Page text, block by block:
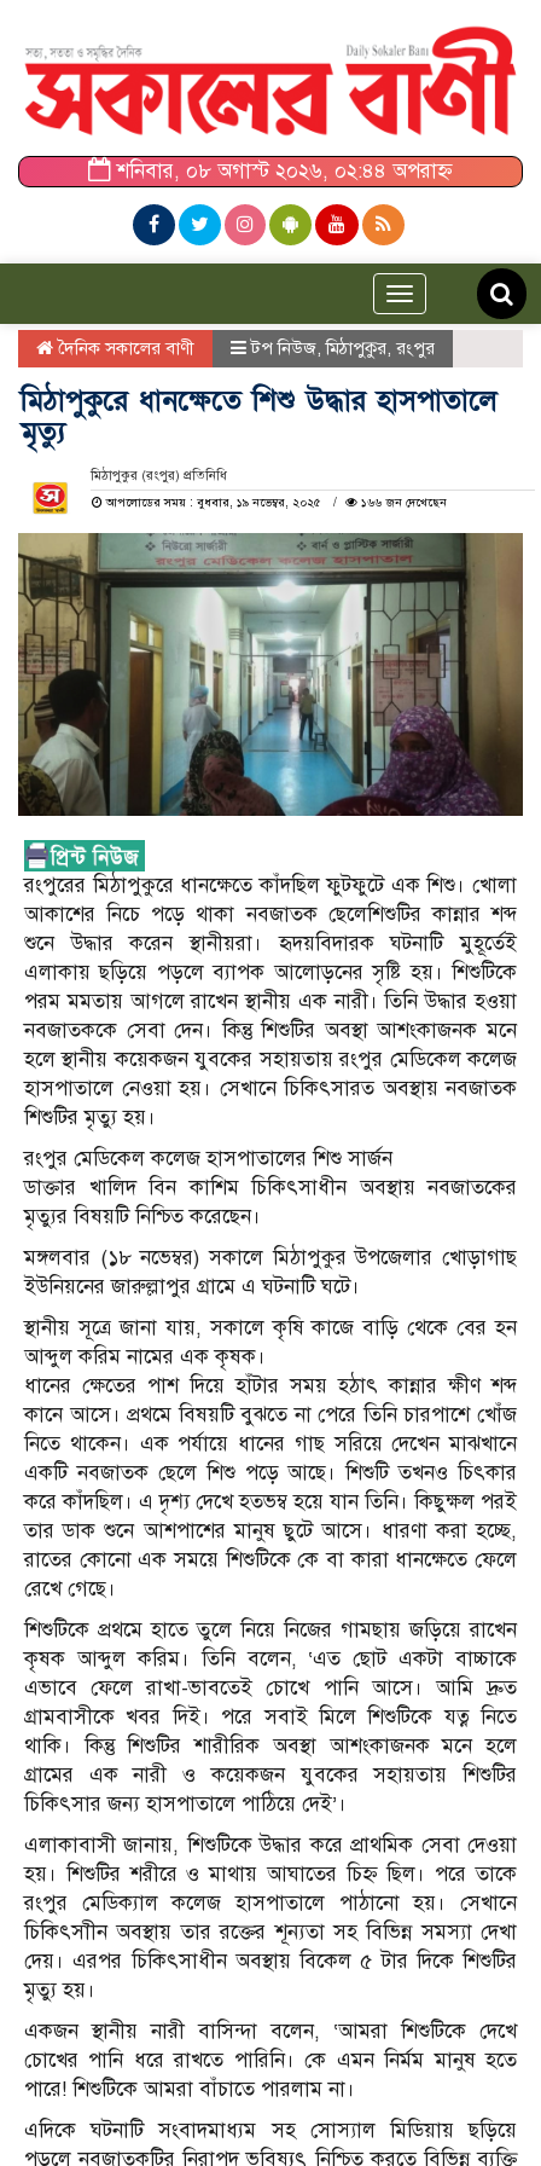
শনিবার, ০৮ অগাস্ট ২০২৬, ০২:৪৪ অপরাহ্ন
Toggle
navigation
দৈনিক সকালের বাণী টপ নিউজ ,মিঠাপুকুর রংপুর
মিঠাপুকুরে ধানক্ষেতে শিশু উদ্ধার হাসপাতালে
মৃত্যু
মিঠাপুকুর (রংপুর) প্রতিনিধি
আপলোডের সময় : বুধবার, ১৯ নভেম্বর, ২০২৫
১৬৬ জন দেখেছেন
রংপুরের মিঠাপুকুরে ধানক্ষেতে কাঁদছিল ফুটফুটে এক শিশু। খোলা
আকাশের নিচে পড়ে থাকা নবজাতক ছেলেশিশুটির কান্নার শব্দ
শুনে উদ্ধার করেন স্থানীয়রা। হৃদয়বিদারক ঘটনাটি মুহূর্তেই
এলাকায় ছড়িয়ে পড়লে ব্যাপক আলোড়নের সৃষ্টি হয়। শিশুটিকে
পরম মমতায় আগলে রাখেন স্থানীয় এক নারী। তিনি উদ্ধার হওয়া
নবজাতককে সেবা দেন। কিন্তু শিশুটির অবস্থা আশংকাজনক মনে
হলে স্থানীয় কয়েকজন যুবকের সহায়তায় রংপুর মেডিকেল কলেজ
হাসপাতালে নেওয়া হয়। সেখানে চিকিৎসারত অবস্থায় নবজাতক
শিশুটির মৃত্যু হয়।
রংপুর মেডিকেল কলেজ হাসপাতালের শিশু সার্জন
ডাক্তার খালিদ বিন কাশিম চিকিৎসাধীন অবস্থায় নবজাতকের
মৃত্যুর বিষয়টি নিশ্চিত করেছেন।
মঙ্গলবার (১৮ নভেম্বর) সকালে মিঠাপুকুর উপজেলার খোড়াগাছ
ইউনিয়নের জারুল্লাপুর গ্রামে এ ঘটনাটি ঘটে।
স্থানীয় সূত্রে জানা যায়, সকালে কৃষি কাজে বাড়ি থেকে বের হন
আব্দুল করিম নামের এক কৃষক।
ধানের ক্ষেতের পাশ দিয়ে হাঁটার সময় হঠাৎ কান্নার ক্ষীণ শব্দ
কানে আসে। প্রথমে বিষয়টি বুঝতে না পেরে তিনি চারপাশে খোঁজ
নিতে থাকেন। এক পর্যায়ে ধানের গাছ সরিয়ে দেখেন মাঝখানে
একটি নবজাতক ছেলে শিশু পড়ে আছে। শিশুটি তখনও চিৎকার
করে কাঁদছিল। এ দৃশ্য দেখে হতভম্ব হয়ে যান তিনি। কিছুক্ষল পরই
তার ডাক শুনে আশপাশের মানুষ ছুটে আসে। ধারণা করা হচ্ছে,
রাতের কোনো এক সময়ে শিশুটিকে কে বা কারা ধানক্ষেতে ফেলে
রেখে গেছে।
শিশুটিকে প্রথমে হাতে তুলে নিয়ে নিজের গামছায় জড়িয়ে রাখেন
কৃষক আব্দুল করিম। তিনি বলেন, ‘এত ছোট একটা বাচ্চাকে
এভাবে ফেলে রাখা-ভাবতেই চোখে পানি আসে। আমি দ্রুত
গ্রামবাসীকে খবর দিই। পরে সবাই মিলে শিশুটিকে যত্ন নিতে
থাকি। কিন্তু শিশুটির শারীরিক অবস্থা আশংকাজনক মনে হলে
গ্রামের এক নারী ও কয়েকজন যুবকের সহায়তায় শিশুটির
চিকিৎসার জন্য হাসপাতালে পাঠিয়ে দেই’।
এলাকাবাসী জানায়, শিশুটিকে উদ্ধার করে প্রাথমিক সেবা দেওয়া
হয়। শিশুটির শরীরে ও মাথায় আঘাতের চিহ্ন ছিল। পরে তাকে
রংপুর মেডিক্যাল কলেজ হাসপাতালে পাঠানো হয়। সেখানে
চিকিৎসাীন অবস্থায় তার রক্তের শূন্যতা সহ বিভিন্ন সমস্যা দেখা
দেয়। এরপর চিকিৎসাধীন অবস্থায় বিকেল ৫ টার দিকে শিশুটির
মৃত্যু হয়।
একজন স্থানীয় নারী বাসিন্দা বলেন, ‘আমরা শিশুটিকে দেখে
চোখের পানি ধরে রাখতে পারিনি। কে এমন নির্মম মানুষ হতে
পারে! শিশুটিকে আমরা বাঁচাতে পারলাম না।
এদিকে ঘটনাটি সংবাদমাধ্যম সহ সোস্যাল মিডিয়ায় ছড়িয়ে
পড়লে নবজাতকটির নিরাপদ ভবিষ্যৎ নিশ্চিত করতে বিভিন্ন ব্যক্তি